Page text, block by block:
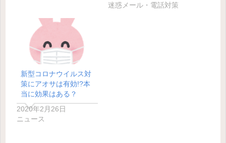
迷惑メール・電話対策
新型コロナウイルス対
策にアオサは有効!?本
当に効果はある？
2020年2月26日
ニュース